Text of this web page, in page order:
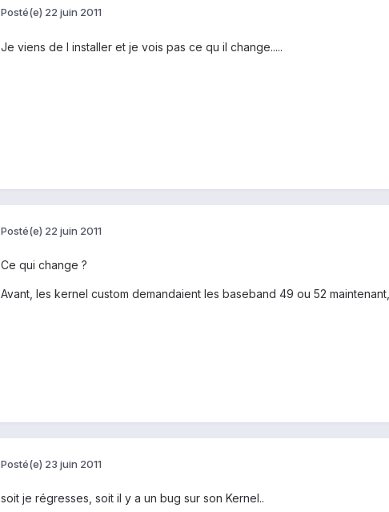
Posté(e) 22 juin 2011
Je viens de l installer et je vois pas ce qu il change.....
Posté(e) 22 juin 2011
Ce qui change ?
Avant, les kernel custom demandaient les baseband 49 ou 52
Posté(e) 23 juin 2011
soit je régresses, soit il y a un bug sur son Kernel..